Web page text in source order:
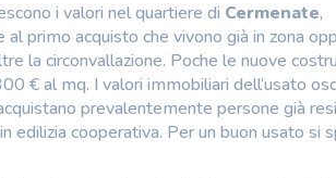
i valori nel quartiere di Cermenate,
primo acquisto che vivono già in zona
la circonvallazione. Poche le nuove
€ al mq. I valori immobiliari dell’usato
prevalentemente persone già
edilizia cooperativa. Per un buon usato si